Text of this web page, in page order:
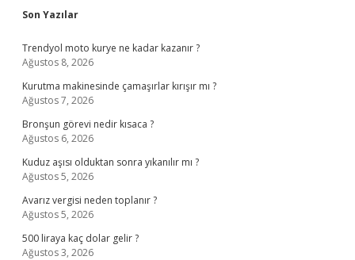
Sidebar
Son Yazılar
Trendyol moto kurye ne kadar kazanır ?
Ağustos 8, 2026
Kurutma makinesinde çamaşırlar kırışır mı ?
Ağustos 7, 2026
Bronşun görevi nedir kısaca ?
Ağustos 6, 2026
Kuduz aşısı olduktan sonra yıkanılır mı ?
Ağustos 5, 2026
Avarız vergisi neden toplanır ?
Ağustos 5, 2026
500 liraya kaç dolar gelir ?
Ağustos 3, 2026